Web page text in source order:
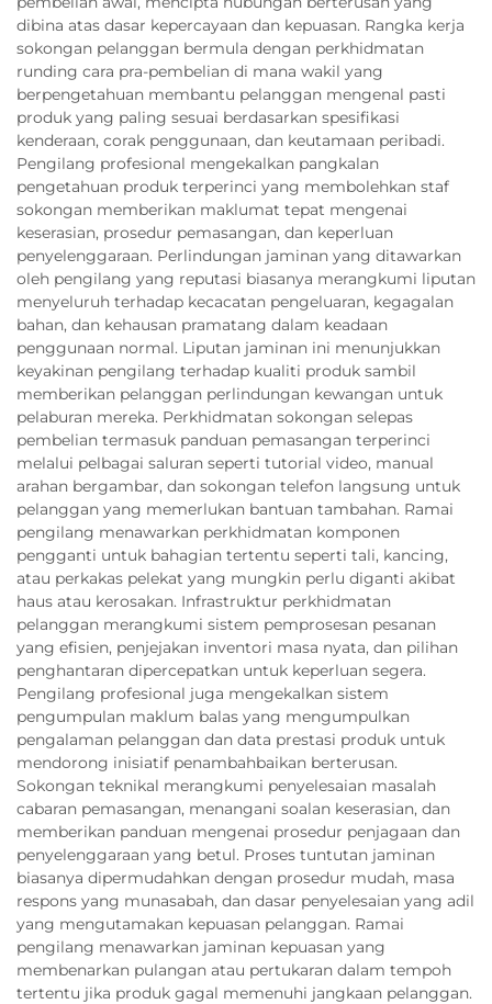
dibina atas dasar kepercayaan dan kepuasan. Rangka kerja
sokongan pelanggan bermula dengan perkhidmatan
runding cara pra-pembelian di mana wakil yang
berpengetahuan membantu pelanggan mengenal pasti
produk yang paling sesuai berdasarkan spesifikasi
kenderaan, corak penggunaan, dan keutamaan peribadi.
Pengilang profesional mengekalkan pangkalan
pengetahuan produk terperinci yang membolehkan staf
sokongan memberikan maklumat tepat mengenai
keserasian, prosedur pemasangan, dan keperluan
penyelenggaraan. Perlindungan jaminan yang ditawarkan
oleh pengilang yang reputasi biasanya merangkumi liputan
menyeluruh terhadap kecacatan pengeluaran, kegagalan
bahan, dan kehausan pramatang dalam keadaan
penggunaan normal. Liputan jaminan ini menunjukkan
keyakinan pengilang terhadap kualiti produk sambil
memberikan pelanggan perlindungan kewangan untuk
pelaburan mereka. Perkhidmatan sokongan selepas
pembelian termasuk panduan pemasangan terperinci
melalui pelbagai saluran seperti tutorial video, manual
arahan bergambar, dan sokongan telefon langsung untuk
pelanggan yang memerlukan bantuan tambahan. Ramai
pengilang menawarkan perkhidmatan komponen
pengganti untuk bahagian tertentu seperti tali, kancing,
atau perkakas pelekat yang mungkin perlu diganti akibat
haus atau kerosakan. Infrastruktur perkhidmatan
pelanggan merangkumi sistem pemprosesan pesanan
yang efisien, penjejakan inventori masa nyata, dan pilihan
penghantaran dipercepatkan untuk keperluan segera.
Pengilang profesional juga mengekalkan sistem
pengumpulan maklum balas yang mengumpulkan
pengalaman pelanggan dan data prestasi produk untuk
mendorong inisiatif penambahbaikan berterusan.
Sokongan teknikal merangkumi penyelesaian masalah
cabaran pemasangan, menangani soalan keserasian, dan
memberikan panduan mengenai prosedur penjagaan dan
penyelenggaraan yang betul. Proses tuntutan jaminan
biasanya dipermudahkan dengan prosedur mudah, masa
respons yang munasabah, dan dasar penyelesaian yang adil
yang mengutamakan kepuasan pelanggan. Ramai
pengilang menawarkan jaminan kepuasan yang
membenarkan pulangan atau pertukaran dalam tempoh
tertentu jika produk gagal memenuhi jangkaan pelanggan.